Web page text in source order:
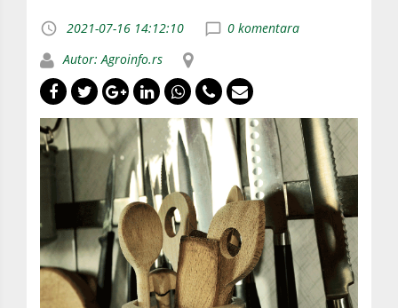
2021-07-16 14:12:10
0 komentara
Autor: Agroinfo.rs